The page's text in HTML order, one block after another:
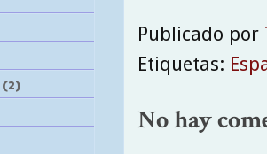
Publicado por
Etiquetas:
No hay
(2)